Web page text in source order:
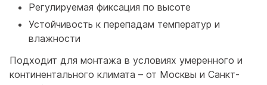
Регулируемая фиксация по высоте
Устойчивость к перепадам температур и
влажности
Подходит для монтажа в условиях умеренного и
континентального климата – от Москвы и Санкт-